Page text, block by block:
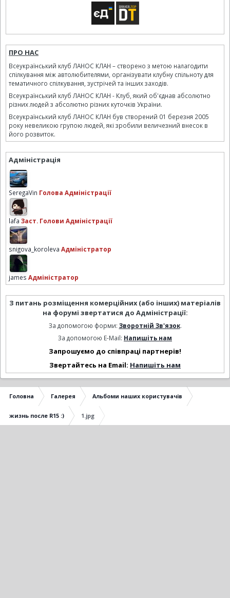
ПРО НАС
Всеукраїнський клуб ЛАНОС КЛАН – створено з метою налагодити
спілкування між автолюбителями, організувати клубну спільноту для
тематичного спілкування, зустрічей та інших заходів.
Всеукраїнський клуб ЛАНОС КЛАН - Клуб, який об'єднав абсолютно
різних людей з абсолютно різних куточків України.
Всеукраїнський клуб ЛАНОС КЛАН був створений 01 березня 2005
року невеликою групою людей, які зробили величезний внесок в
його розвиток.
Адміністрація
SeregaVin Голова Адміністрації
lafa Заст. Голови Адміністрації
snigova_koroleva Адміністратор
james Адміністратор
З питань розміщення комерційних (або інших) матеріалів
на форумі звертатися до Адміністрації:
За допомогою форми: Зворотній Зв'язок.
За допомогою E-Mail: Напишіть нам
Запрошуємо до співпраці партнерів!
Звертайтесь на Email: Напишіть нам
Головна Галерея Альбоми наших користувачів
жизнь после R15 :) 1.jpg